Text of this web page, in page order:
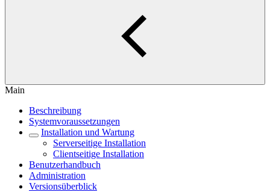
Main
Beschreibung
Systemvoraussetzungen
Installation und Wartung
Serverseitige Installation
Clientseitige Installation
Benutzerhandbuch
Administration
Versionsüberblick